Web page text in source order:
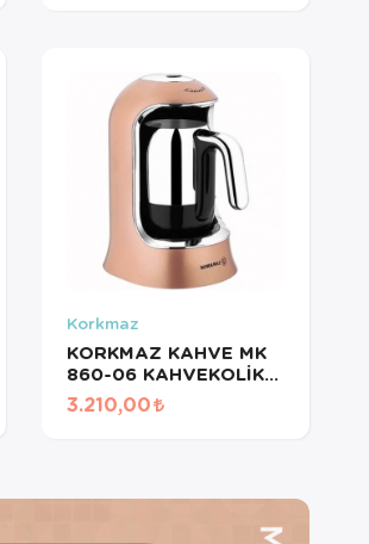
Korkmaz
KORKMAZ KAHVE MK
860-06 KAHVEKOLİK
ROSEKROM
3.210,00